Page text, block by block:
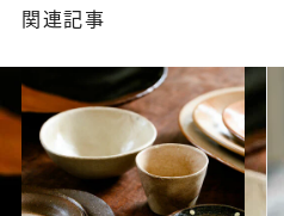
関連記事